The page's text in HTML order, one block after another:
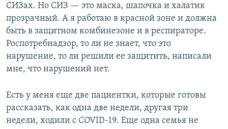
СИЗах. Но СИЗ — это маска, шапочка и халатик
прозрачный. А я работаю в красной зоне и должна
быть в защитном комбинезоне и в респираторе.
Роспотребнадзор, то ли не знает, что это
нарушение, то ли решили ее защитить, написали
мне, что нарушений нет.
Есть у меня еще две пациентки, которые готовы
рассказать, как одна две недели, другая три
недели, ходили с COVID-19. Еще одна семья не